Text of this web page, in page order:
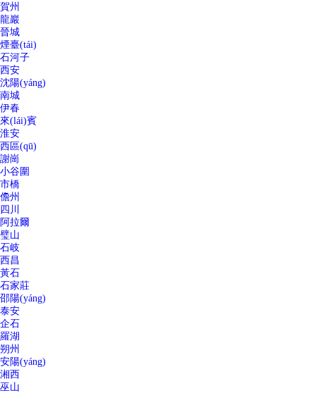
賀州
龍巖
晉城
煙臺(tái)
石河子
西安
沈陽(yáng)
南城
伊春
來(lái)賓
淮安
西區(qū)
謝崗
小谷圍
市橋
儋州
四川
阿拉爾
璧山
石岐
西昌
黃石
石家莊
邵陽(yáng)
泰安
企石
羅湖
朔州
安陽(yáng)
湘西
巫山